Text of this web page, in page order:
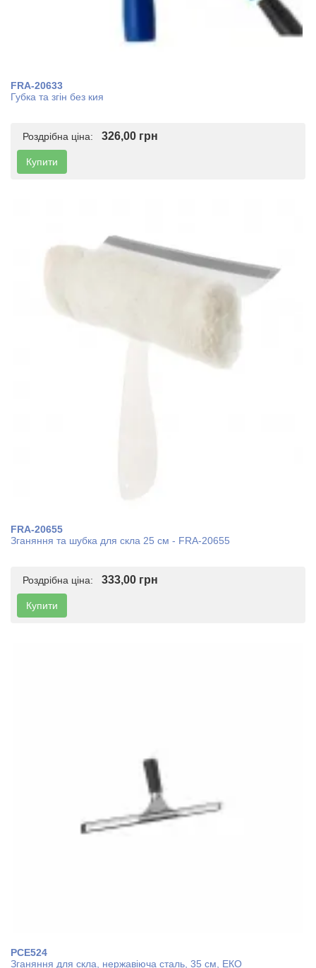
FRA-20633
Губка та згін без кия
Роздрібна ціна: 326,00 грн
Купити
FRA-20655
Зганяння та шубка для скла 25 см - FRA-20655
Роздрібна ціна: 333,00 грн
Купити
PCE524
Зганяння для скла, нержавіюча сталь, 35 см, ЕКО